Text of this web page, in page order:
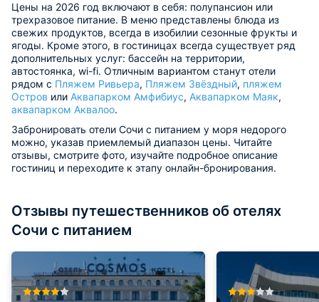
Цены на 2026 год включают в себя: полупансион или
трехразовое питание. В меню представлены блюда из
свежих продуктов, всегда в изобилии сезонные фрукты и
ягоды. Кроме этого, в гостиницах всегда существует ряд
дополнительных услуг: бассейн на территории,
автостоянка, wi-fi. Отличным вариантом станут отели
рядом с Пляжем Ривьера, Пляжем Звёздный, пляжем
Остров или Аквапарком Амфибиус, Аквапарком Маяк,
аквапарком Аквалоо.
Забронировать отели Сочи с питанием у моря недорого
можно, указав приемлемый диапазон цены. Читайте
отзывы, смотрите фото, изучайте подробное описание
гостиниц и переходите к этапу онлайн-бронирования.
Отзывы путешественников об отелях
Сочи с питанием